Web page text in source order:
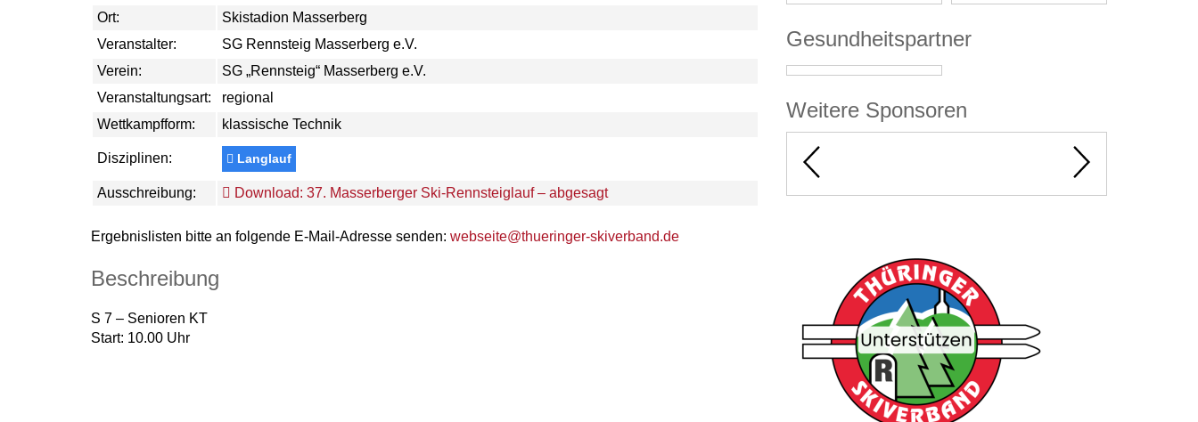
Ort:
Skistadion Masserberg
Veranstalter:
SG Rennsteig Masserberg e.V.
Verein:
SG „Rennsteig“ Masserberg e.V.
Veranstaltungsart:
regional
Wettkampfform:
klassische Technik
Disziplinen: Langlauf
Ausschreibung: Download: 37. Masserberger Ski-Rennsteiglauf – abgesagt
Ergebnislisten bitte an folgende E-Mail-Adresse senden: webseite@thueringer-skiverband.de
Beschreibung
S 7 – Senioren KT
Start: 10.00 Uhr
Gesundheitspartner
Weitere Sponsoren